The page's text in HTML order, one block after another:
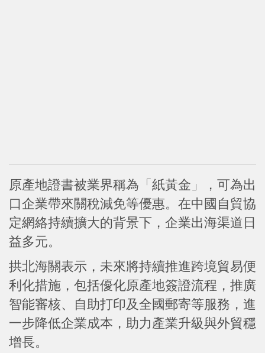
原產地證書被業界稱為「紙黃金」，可為出
口企業帶來關稅減免等優惠。在中國自貿協
定網絡持續擴大的背景下，企業出海渠道日
益多元。
拱北海關表示，未來將持續推進跨境貿易便
利化措施，包括優化原產地簽證流程，推廣
智能審核、自助打印及全國郵寄等服務，進
一步降低企業成本，助力產業升級與外貿穩
增長。